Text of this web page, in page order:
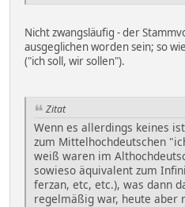
Nicht zwangsläufig - der
ausgeglichen worden sein; so
("ich soll, wir sollen").
Zitat
Wenn es allerdings keines
zum Mittelhochdeutschen
weiß waren im
sowieso äquivalent zum
ferzan, etc, etc.), was dann
regelmäßig war, heute aber